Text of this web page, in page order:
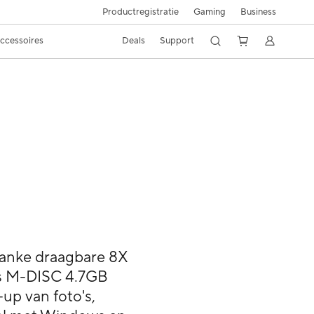
Productregistratie Gaming Business
Deals Support
draagbare 8X
DISC 4.7GB
van foto's,